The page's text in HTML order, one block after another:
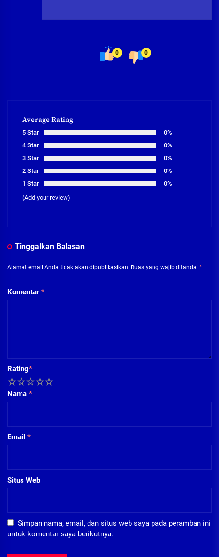
0 0
Average Rating
5 Star
0%
4 Star
0%
3 Star
0%
2 Star
0%
1 Star
0%
(Add your review)
Tinggalkan Balasan
Alamat email Anda tidak akan dipublikasikan. Ruas yang wajib ditandai *
Komentar*
Rating*
5
4
3
2
Nama *
Email *
Situs Web
Simpan nama, email, dan situs web saya pada peramban ini
untuk komentar saya berikutnya.